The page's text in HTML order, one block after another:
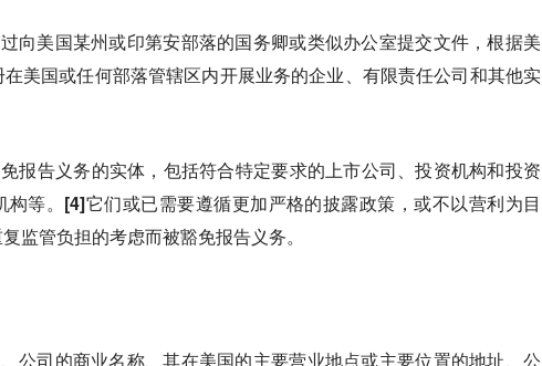
向美国某州或印第安部落的国务卿或类似办公室提交文件，根据美
美国或任何部落管辖区内开展业务的企业、有限责任公司和其他实
报告义务的实体，包括符合特定要求的上市公司、投资机构和投资
等。 [4]它们或已需要遵循更加严格的披露政策，或不以营利为目
监管负担的考虑而被豁免报告义务。
公司的商业名称、其在美国的主要营业地点或主要位置的地址、公